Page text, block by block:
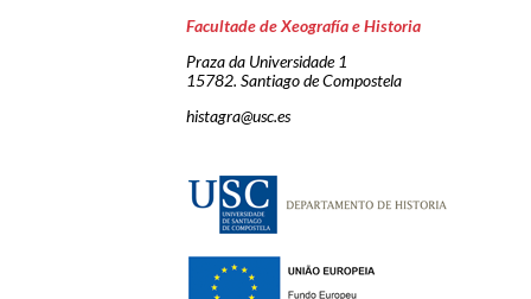
Facultade de Xeografía e Historia
Praza da Universidade 1
15782. Santiago de Compostela
histagra@usc.es